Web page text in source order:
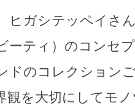
ヒガシテッペイさ
ーティ）のコンセ
ドのコレクション
観を大切にしてモ